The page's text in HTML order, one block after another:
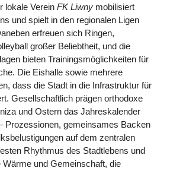
lokale Verein FK Liwny mobilisiert
und spielt in den regionalen Ligen
erfreuen sich Ringen,
großer Beliebtheit, und die
bieten Trainingsmöglichkeiten für
Die Eishalle sowie mehrere
dass die Stadt in die Infrastruktur für
Gesellschaftlich prägen orthodoxe
und Ostern das Jahreskalender
Prozessionen, gemeinsames Backen
auf dem zentralen
Rhythmus des Stadtlebens und
Wärme und Gemeinschaft, die